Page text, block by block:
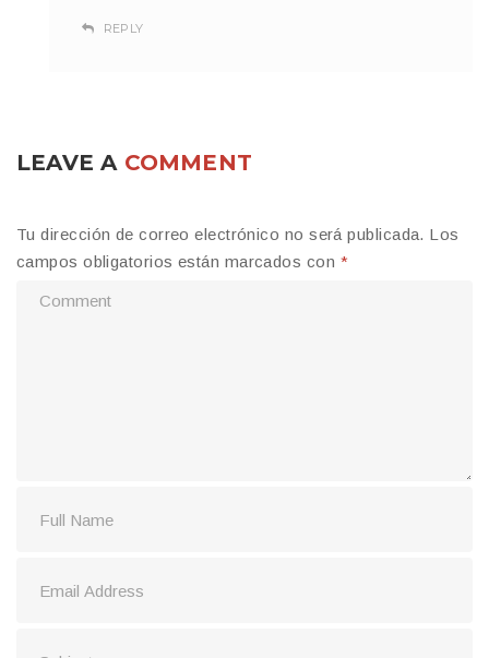
REPLY
LEAVE A COMMENT
Tu dirección de correo electrónico no será publicada. Los
campos obligatorios están marcados con *